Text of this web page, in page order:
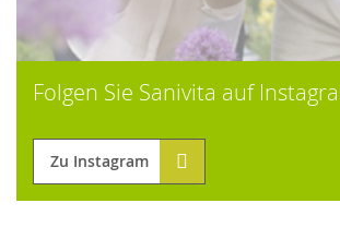
Folgen Sie Sanivita auf
Zu Instagram